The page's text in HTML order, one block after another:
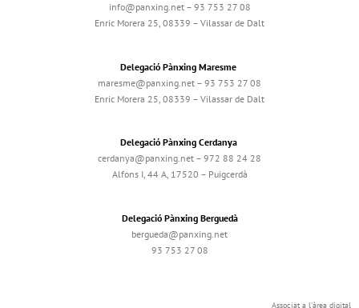
info@panxing.net – 93 753 27 08
Enric Morera 25, 08339 – Vilassar de Dalt
Delegació Pànxing Maresme
maresme@panxing.net – 93 753 27 08
Enric Morera 25, 08339 – Vilassar de Dalt
Delegació Pànxing Cerdanya
cerdanya@panxing.net – 972 88 24 28
Alfons I, 44 A, 17520 – Puigcerdà
Delegació Pànxing Berguedà
bergueda@panxing.net
93 753 27 08
Associat a l'àrea digital